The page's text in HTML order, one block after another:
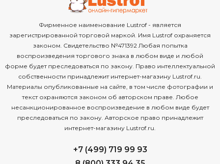
Фирменное наименование Lustrof - является
зарегистрированной торговой маркой. Имя Lustrof охраняется
законом. Свидетельство №471392 Любая попытка
воспроизведения торгового знака в любом виде и любой
форме будет преследоваться по закону. Право интеллектуальной
собственности принадлежит интернет-магазину Lustrof.ru.
Материалы опубликованные на сайте, в том числе фотографии и
текст охраняются законом об авторском праве. Любое
несанкционированное воспроизведение в любом виде будет
преследоваться по закону. Авторское право принадлежит
интернет-магазину Lustrof.ru.
+7 (499) 719 99 93